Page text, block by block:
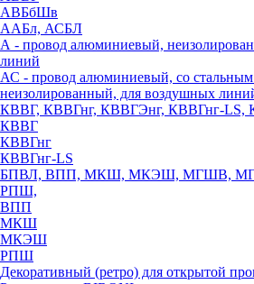
АВБбШв
ААБл, АСБЛ
А - провод алюминиевый,
линий
АС - провод алюминиевый, со стальным
неизолированный, для воздушных
КВВГ, КВВГнг, КВВГЭнг, КВВГнг-LS,
КВВГ
КВВГнг
КВВГнг-LS
БПВЛ, ВПП, МКШ, МКЭШ, МГШВ,
РПШ,
ВПП
МКШ
МКЭШ
РПШ
Декоративный (ретро) для открытой